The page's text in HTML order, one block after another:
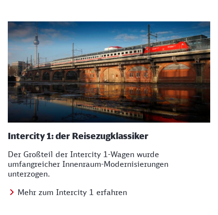
Intercity 1: der Reisezugklassiker
Der Großteil der Intercity 1-Wagen wurde
umfangreicher Innenraum-Modernisierungen
unterzogen.
Mehr zum Intercity 1 erfahren